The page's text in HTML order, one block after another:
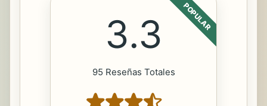
POPULAR
3.3
95 Reseñas Totales